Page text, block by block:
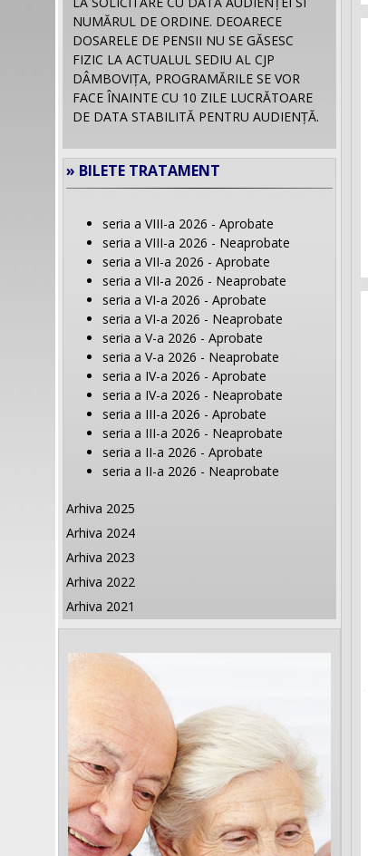
NUMĂRUL DE ORDINE. DEOARECE
DOSARELE DE PENSII NU SE GĂSESC
FIZIC LA ACTUALUL SEDIU AL CJP
DÂMBOVIȚA, PROGRAMĂRILE SE VOR
FACE ÎNAINTE CU 10 ZILE LUCRĂTOARE
DE DATA STABILITĂ PENTRU AUDIENȚĂ.
» BILETE TRATAMENT
seria a VIII-a 2026 - Aprobate
seria a VIII-a 2026 - Neaprobate
seria a VII-a 2026 - Aprobate
seria a VII-a 2026 - Neaprobate
seria a VI-a 2026 - Aprobate
seria a VI-a 2026 - Neaprobate
seria a V-a 2026 - Aprobate
seria a V-a 2026 - Neaprobate
seria a IV-a 2026 - Aprobate
seria a IV-a 2026 - Neaprobate
seria a III-a 2026 - Aprobate
seria a III-a 2026 - Neaprobate
seria a II-a 2026 - Aprobate
seria a II-a 2026 - Neaprobate
Arhiva 2025
Arhiva 2024
Arhiva 2023
Arhiva 2022
Arhiva 2021